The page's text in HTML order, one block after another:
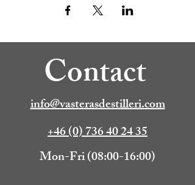
Contact
info@vasterasdestilleri.com
+46 (0) 736 40 24 35
Mon-Fri (08:00-16:00)